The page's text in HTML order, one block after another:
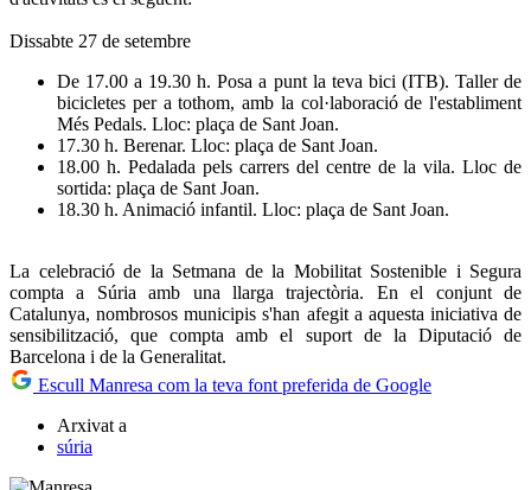
Dissabte 27 de setembre
De 17.00 a 19.30 h. Posa a punt la teva bici (ITB). Taller de
bicicletes per a tothom, amb la col·laboració de l'establiment
Més Pedals. Lloc: plaça de Sant Joan.
17.30 h. Berenar. Lloc: plaça de Sant Joan.
18.00 h. Pedalada pels carrers del centre de la vila. Lloc de
sortida: plaça de Sant Joan.
18.30 h. Animació infantil. Lloc: plaça de Sant Joan.
La celebració de la Setmana de la Mobilitat Sostenible i Segura
compta a Súria amb una llarga trajectòria. En el conjunt de
Catalunya, nombrosos municipis s'han afegit a aquesta iniciativa de
sensibilització, que compta amb el suport de la Diputació de
Barcelona i de la Generalitat.
Escull Manresa com la teva font preferida de Google
Arxivat a
súria